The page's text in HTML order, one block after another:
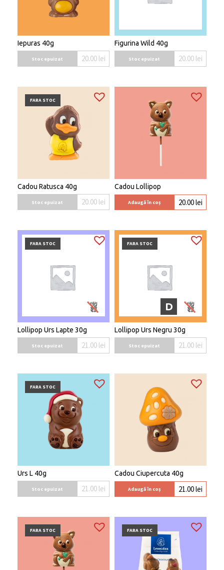
Iepuras 40g
Stoc epuizat 20.00 lei
Figurina Wild 40g
Stoc epuizat 20.00 lei
FARA STOC
Cadou Ratusca 40g
Stoc epuizat 20.00 lei
Cadou Lollipop
Adaugă în coș 20.00lei
FARA STOC
Lollipop Urs Lapte 30g
Stoc epuizat 21.00 lei
FARA STOC
D
Lollipop Urs Negru 30g
Stoc epuizat 21.00 lei
FARA STOC
Urs L 40g
Stoc epuizat 21.00 lei
Cadou Ciupercuta 40g
Adaugă în coș 21.00lei
FARA STOC FARA STOC